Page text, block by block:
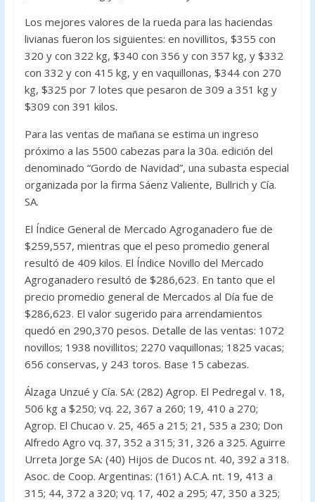
Los mejores valores de la rueda para las haciendas
livianas fueron los siguientes: en novillitos, $355 con
320 y con 322 kg, $340 con 356 y con 357 kg, y $332
con 332 y con 415 kg, y en vaquillonas, $344 con 270
kg, $325 por 7 lotes que pesaron de 309 a 351 kg y
$309 con 391 kilos.
Para las ventas de mañana se estima un ingreso
próximo a las 5500 cabezas para la 30a. edición del
denominado “Gordo de Navidad”, una subasta especial
organizada por la firma Sáenz Valiente, Bullrich y Cía.
SA.
El Índice General de Mercado Agroganadero fue de
$259,557, mientras que el peso promedio general
resultó de 409 kilos. El Índice Novillo del Mercado
Agroganadero resultó de $286,623. En tanto que el
precio promedio general de Mercados al Día fue de
$286,623. El valor sugerido para arrendamientos
quedó en 290,370 pesos. Detalle de las ventas: 1072
novillos; 1938 novillitos; 2270 vaquillonas; 1825 vacas;
656 conservas, y 243 toros. Base 15 cabezas.
Álzaga Unzué y Cía. SA: (282) Agrop. El Pedregal v. 18,
506 kg a $250; vq. 22, 367 a 260; 19, 410 a 270;
Agrop. El Chucao v. 25, 465 a 215; 21, 535 a 230; Don
Alfredo Agro vq. 37, 352 a 315; 31, 326 a 325. Aguirre
Urreta Jorge SA: (40) Hijos de Ducos nt. 40, 392 a 318.
Asoc. de Coop. Argentinas: (161) A.C.A. nt. 19, 413 a
315; 44, 372 a 320; vq. 17, 402 a 295; 47, 350 a 325;